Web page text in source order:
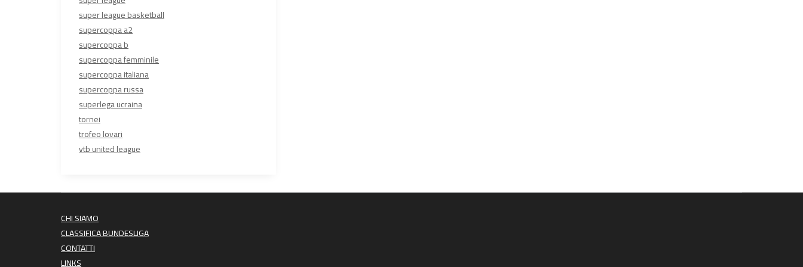
super league basketball
supercoppa a2
supercoppa b
supercoppa femminile
supercoppa italiana
supercoppa russa
superlega ucraina
tornei
trofeo lovari
vtb united league
CHI SIAMO
CLASSIFICA BUNDESLIGA
CONTATTI
LINKS